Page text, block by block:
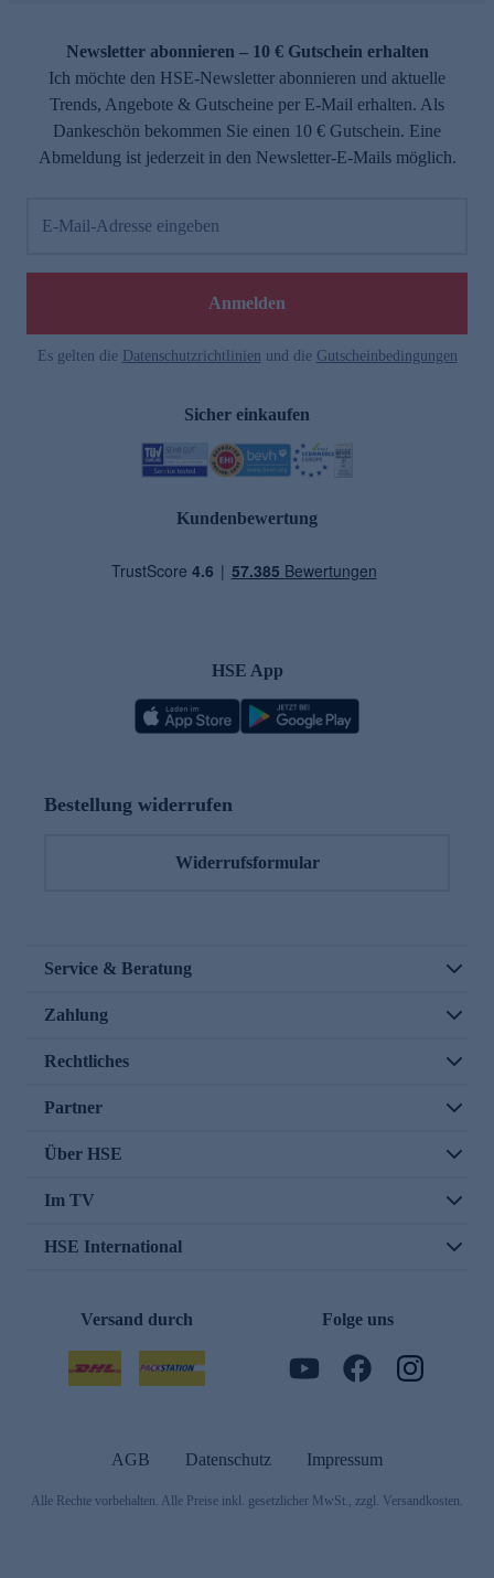
Newsletter abonnieren – 10 € Gutschein erhalten
Ich möchte den HSE-Newsletter abonnieren und aktuelle
Trends, Angebote & Gutscheine per E-Mail erhalten. Als
Dankeschön bekommen Sie einen 10 € Gutschein. Eine
Abmeldung ist jederzeit in den Newsletter-E-Mails möglich.
E-Mail-Adresse eingeben
Anmelden
Es gelten die Datenschutzrichtlinien und die Gutscheinbedingungen
Sicher einkaufen
Kundenbewertung
HSE App
Bestellung widerrufen
Widerrufsformular
Service & Beratung
Zahlung
Rechtliches
Partner
Über HSE
Im TV
HSE International
Versand durch Folge uns
AGB Datenschutz Impressum
Alle Rechte vorbehalten. Alle Preise inkl. gesetzlicher MwSt., zzgl. Versandkosten.